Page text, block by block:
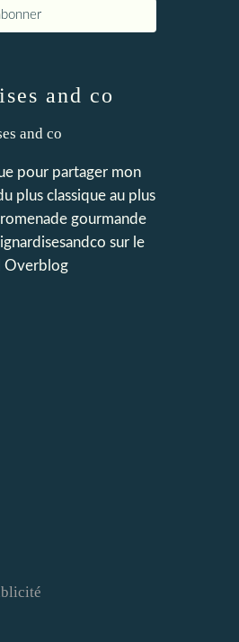
and co
pour partager mon
plus classique au plus
gourmande
sur le
Overblog